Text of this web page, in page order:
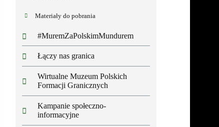
Materiały do pobrania
#MuremZaPolskimMundurem
Łączy nas granica
Wirtualne Muzeum Polskich
Formacji Granicznych
Kampanie społeczno-
informacyjne